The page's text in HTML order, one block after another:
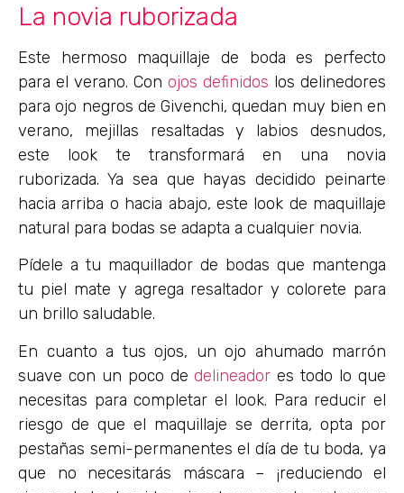
La novia ruborizada
Este hermoso maquillaje de boda es perfecto
para el verano. Con ojos definidos los delinedores
para ojo negros de Givenchi, quedan muy bien en
verano, mejillas resaltadas y labios desnudos,
este look te transformará en una novia
ruborizada. Ya sea que hayas decidido peinarte
hacia arriba o hacia abajo, este look de maquillaje
natural para bodas se adapta a cualquier novia.
Pídele a tu maquillador de bodas que mantenga
tu piel mate y agrega resaltador y colorete para
un brillo saludable.
En cuanto a tus ojos, un ojo ahumado marrón
suave con un poco dedelineador es todo lo que
necesitas para completar el look. Para reducir el
riesgo de que el maquillaje se derrita, opta por
pestañas semi-permanentes el día de tu boda, ya
que no necesitarás máscara – ¡reduciendo el